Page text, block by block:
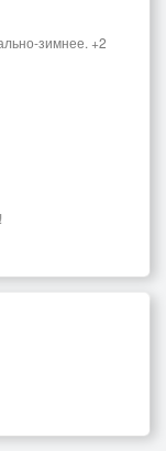
зимнее. +2